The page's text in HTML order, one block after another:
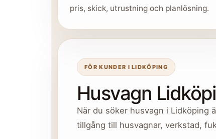
pris, skick, utrustning och planlösning.
FÖR KUNDER I LIDKÖPING
Husvagn
När du söker husvagn i Lidköping
tillgång till husvagnar, verkstad,